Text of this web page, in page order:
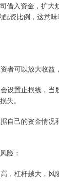
借入资金，扩大
资比例，这意
者可以放大收益
设置止损线，当
失。
自己的资金情况
险：
，杠杆越大，风